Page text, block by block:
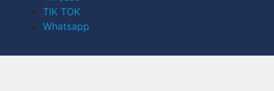
TIK TOK
Whatsapp